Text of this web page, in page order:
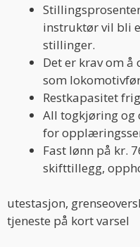
instruktør vil bli
stillinger.
Det er krav om
som
Restkapasitet
All togkjøring og
for
Fast lønn på kr.
skifttillegg,
utestasjon,
tjeneste på kort varsel